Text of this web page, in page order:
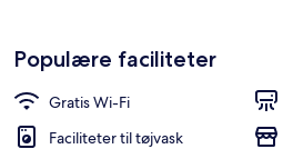
Populære faciliteter
Gratis Wi-Fi
Faciliteter til tøjvask